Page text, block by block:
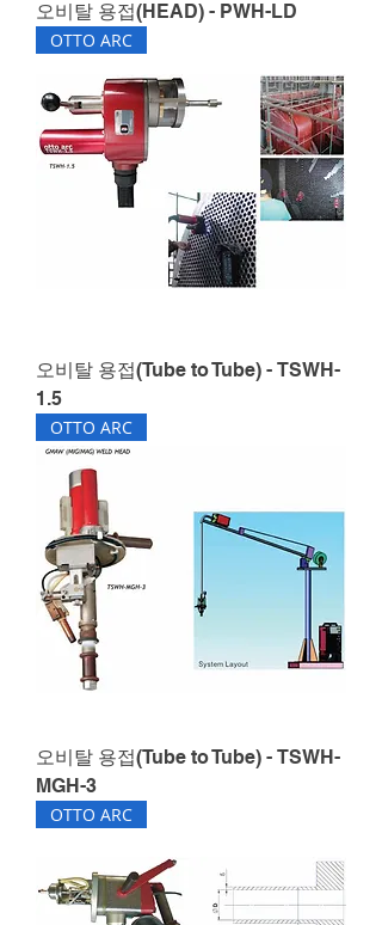
오비탈 용접(HEAD) - PWH-LD
OTTO ARC
오비탈 용접(Tube to Tube) - TSWH-
1.5
OTTO ARC
오비탈 용접(Tube to Tube) - TSWH-
MGH-3
OTTO ARC